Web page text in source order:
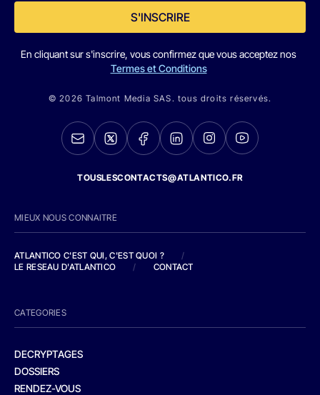
S'INSCRIRE
En cliquant sur s'inscrire, vous confirmez que vous acceptez nos
Termes et Conditions
© 2026 Talmont Media SAS. tous droits réservés.
TOUSLESCONTACTS@ATLANTICO.FR
MIEUX NOUS CONNAITRE
ATLANTICO C'EST QUI, C'EST QUOI ?
/
LE RESEAU D'ATLANTICO
/ CONTACT
CATEGORIES
DECRYPTAGES
DOSSIERS
RENDEZ-VOUS